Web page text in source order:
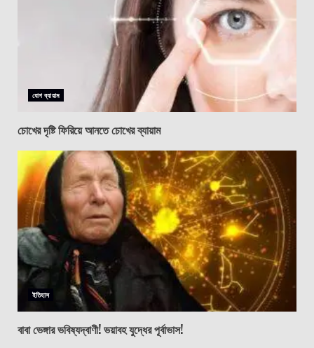
যোগ ব্যায়াম
চোখের দৃষ্টি ফিরিয়ে আনতে চোখের ব্যায়াম
ইতিহাস
বাবা ভেঙ্গার ভবিষ্যদ্বাণী! ভয়াবহ যুদ্ধের পূর্বাভাস!